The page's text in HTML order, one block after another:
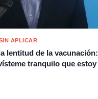
APLICAR
lentitud de la vacunación:
tranquilo que estoy